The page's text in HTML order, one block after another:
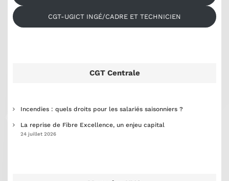
CGT-UGICT INGÉ/CADRE ET TECHNICIEN
CGT Centrale
Incendies : quels droits pour les salariés saisonniers ?
La reprise de Fibre Excellence, un enjeu capital
24 juillet 2026